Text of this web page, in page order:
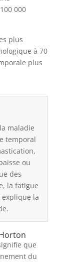
000
plus
à 70
plus
maladie
temporal
ou
des
la fatigue
la
que
du